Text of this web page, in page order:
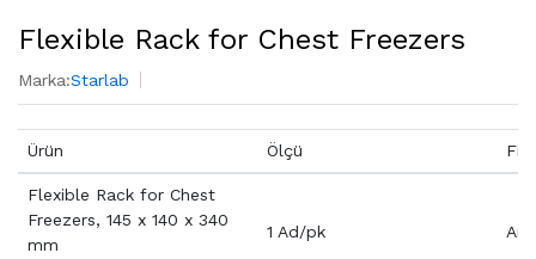
Flexible Rack for Chest Freezers
Marka:Starlab
Ürün Ölçü
Flexible Rack for Chest
Freezers, 145 x 140 x 340
mm
1 Ad/pk